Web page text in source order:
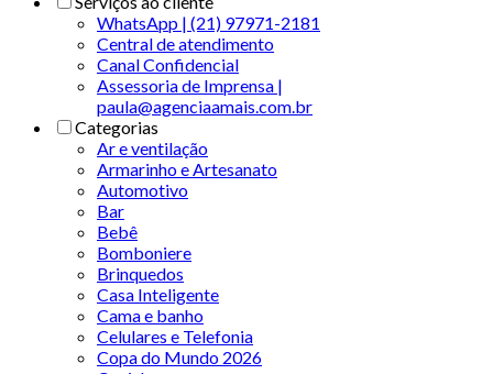
WhatsApp | (21) 97971-2181
Central de atendimento
Canal Confidencial
Assessoria de Imprensa |
paula@agenciaamais.com.br
Categorias
Ar e ventilação
Armarinho e Artesanato
Automotivo
Bar
Bebê
Bomboniere
Brinquedos
Casa Inteligente
Cama e banho
Celulares e Telefonia
Copa do Mundo 2026